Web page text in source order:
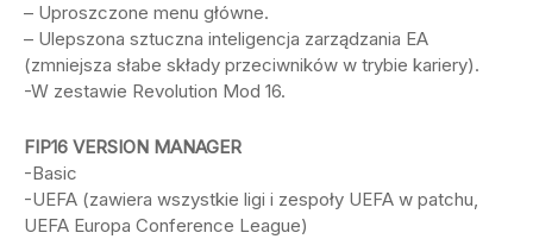
– Uproszczone menu główne.
– Ulepszona sztuczna inteligencja zarządzania EA
(zmniejsza słabe składy przeciwników w trybie kariery).
-W zestawie Revolution Mod 16.
FIP16 VERSION MANAGER
-Basic
-UEFA (zawiera wszystkie ligi i zespoły UEFA w patchu,
UEFA Europa Conference League)